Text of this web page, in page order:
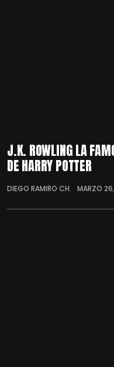
J.K. ROWLING LA
DE HARRY POTTER
DIEGO RAMIRO CH. MARZO